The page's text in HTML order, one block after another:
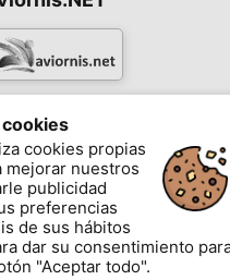
Mis favoritos Blog
cookies propias
mejorar nuestros
publicidad
preferencias
de sus hábitos
dar su consentimiento
"Aceptar todo".